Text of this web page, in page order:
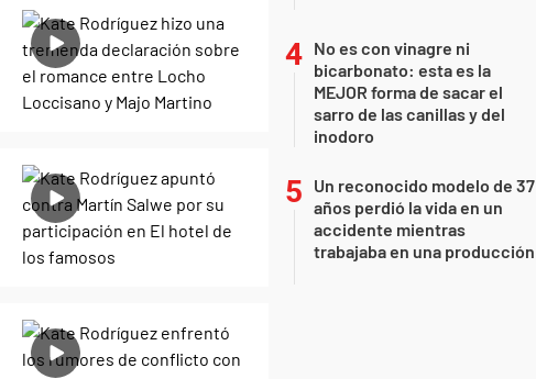
No es con vinagre ni
bicarbonato: esta es la
MEJOR forma de sacar el
sarro de las canillas y del
inodoro
Un reconocido modelo de 37
años perdió la vida en un
accidente mientras
trabajaba en una producción